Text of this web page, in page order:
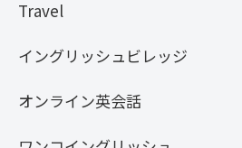
Travel
イングリッシュビレッジ
オンライン英会話